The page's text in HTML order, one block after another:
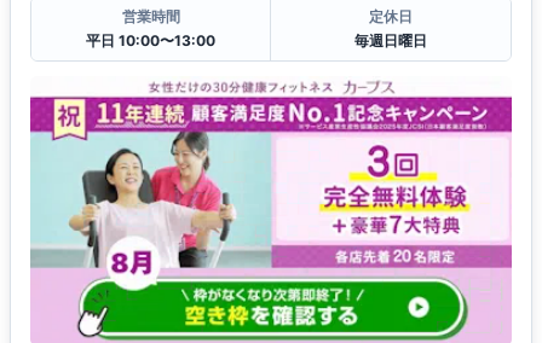
営業時間
平日 10:00〜13:00
定休日
毎週日曜日